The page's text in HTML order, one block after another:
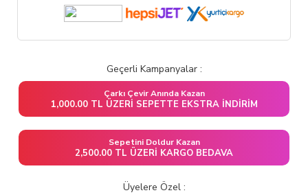
Geçerli Kampanyalar :
Çarkı Çevir Anında Kazan
1,000.00 TL ÜZERI SEPETTE EKSTRA İNDIRIM
Sepetini Doldur Kazan
2,500.00 TL ÜZERI KARGO BEDAVA
Üyelere Özel :